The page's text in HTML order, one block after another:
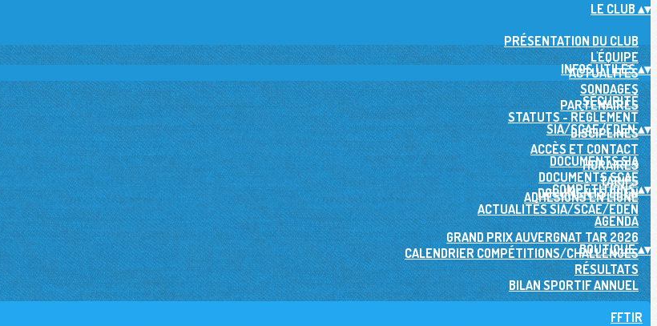
LE CLUB ▴▾
PRÉSENTATION DU CLUB
L'ÉQUIPE
ACTUALITÉS
SONDAGES
PARTENAIRES
INFOS UTILES▴▾
SÉCURITÉ
STATUTS - RÉGLEMENT
DISCIPLINES
ACCÈS ET CONTACT
HORAIRES
TARIFS
ADHÉSIONS EN LIGNE
SIA/SCAE/EDEN▴▾
DOCUMENTS SIA
DOCUMENTS SCAE
DOCUMENTS EDEN
ACTUALITÉS SIA/SCAE/EDEN
COMPÉTITIONS▴▾
AGENDA
GRAND PRIX AUVERGNAT TAR 2026
CALENDRIER COMPÉTITIONS/CHALLENGES
RÉSULTATS
BILAN SPORTIF ANNUEL
BOUTIQUE▴▾
FFTIR